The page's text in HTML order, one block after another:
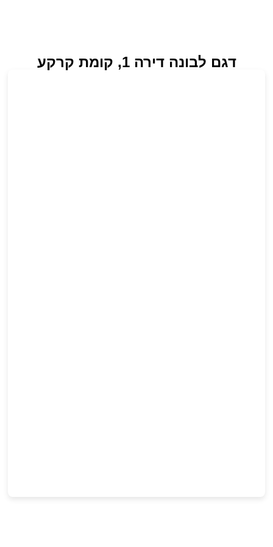
דגם לבונה דירה 1, קומת קרקע